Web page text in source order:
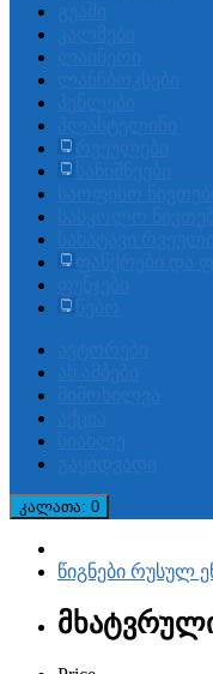
კალათა: 0
წიგნები რუსულ